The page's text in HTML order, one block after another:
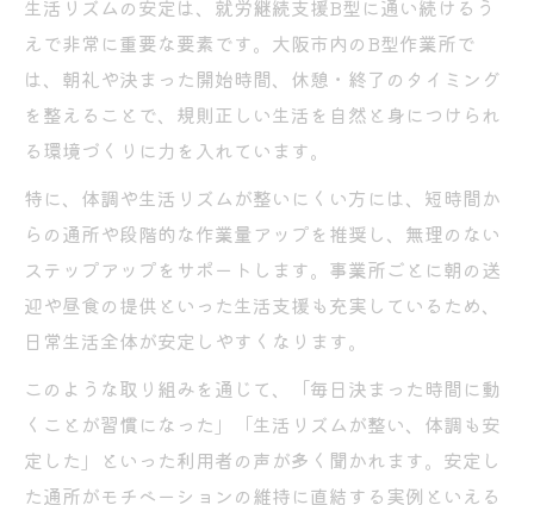
生活リズムの安定は、就労継続支援B型に通い続けるう
えで非常に重要な要素です。大阪市内のB型作業所で
は、朝礼や決まった開始時間、休憩・終了のタイミング
を整えることで、規則正しい生活を自然と身につけられ
る環境づくりに力を入れています。
特に、体調や生活リズムが整いにくい方には、短時間か
らの通所や段階的な作業量アップを推奨し、無理のない
ステップアップをサポートします。事業所ごとに朝の送
迎や昼食の提供といった生活支援も充実しているため、
日常生活全体が安定しやすくなります。
このような取り組みを通じて、「毎日決まった時間に動
くことが習慣になった」「生活リズムが整い、体調も安
定した」といった利用者の声が多く聞かれます。安定し
た通所がモチベーションの維持に直結する実例といえる